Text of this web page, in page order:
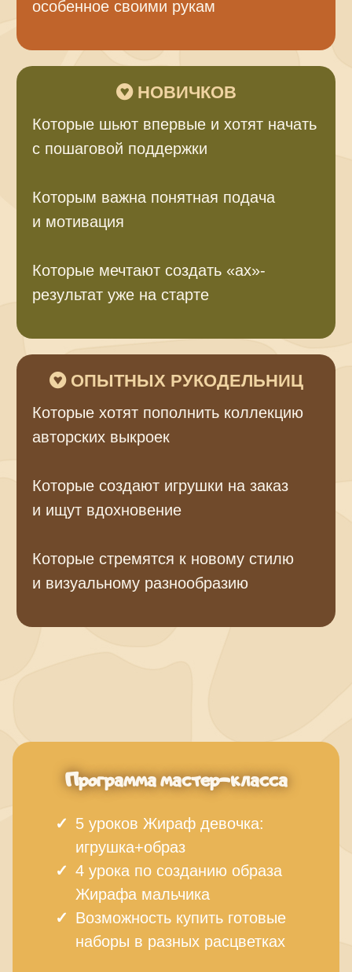
особенное своими рукам
НОВИЧКОВ
Которые шьют впервые и хотят начать
с пошаговой поддержки
Которым важна понятная подача
и мотивация
Которые мечтают создать «ах»-
результат уже на старте
ОПЫТНЫХ РУКОДЕЛЬНИЦ
Которые хотят пополнить коллекцию
авторских выкроек
Которые создают игрушки на заказ
и ищут вдохновение
Которые стремятся к новому стилю
и визуальному разнообразию
Ссылка на это место страницы:#tarif
Программа мастер-класса
5 уроков Жираф девочка:
игрушка+образ
4 урока по созданию образа
Жирафа мальчика
Возможность купить готовые
наборы в разных расцветках